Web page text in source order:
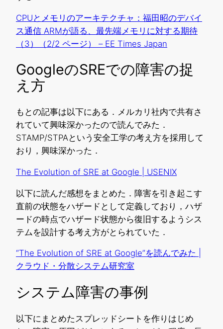
CPUとメモリのアーキテクチャ：福田昭のデバイ
ス通信 ARMが語る、最先端メモリに対する期待
（3）（2/2 ページ） – EE Times Japan
GoogleのSREでの障害の捉
え方
もとの記事は以下にある．メルカリ社内で共有さ
れていて興味深かったので読んでみた．
STAMP/STPAという安全工学の考え方を採用して
おり，興味深かった．
The Evolution of SRE at Google | USENIX
以下に読んだ感想をまとめた．障害を引き起こす
直前の状態をハザードとして定義しており，ハザ
ードの時点でハザード状態から復旧するようシス
テムを設計する考え方がとられていた．
“The Evolution of SRE at Google”を読んでみた |
クラウド・分散システム研究室
システム障害の事例
以下にまとめたスプレッドシートを作りはじめ